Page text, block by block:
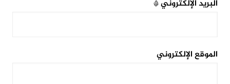
البريد الإلكتروني*
الموقع الإلكتروني